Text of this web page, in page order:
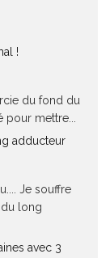
!
du fond du
mettre...
adducteur
Je souffre
long
avec 3